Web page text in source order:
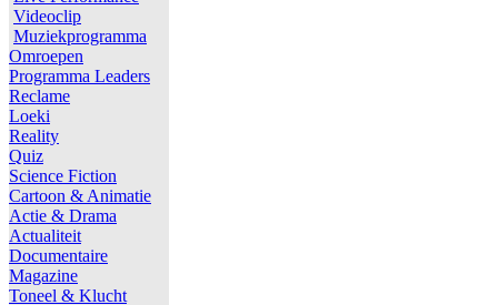
Videoclip
Muziekprogramma
Omroepen
Programma Leaders
Reclame
Loeki
Reality
Quiz
Science Fiction
Cartoon & Animatie
Actie & Drama
Actualiteit
Documentaire
Magazine
Toneel & Klucht